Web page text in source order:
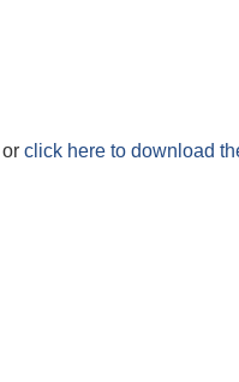
or click here to download